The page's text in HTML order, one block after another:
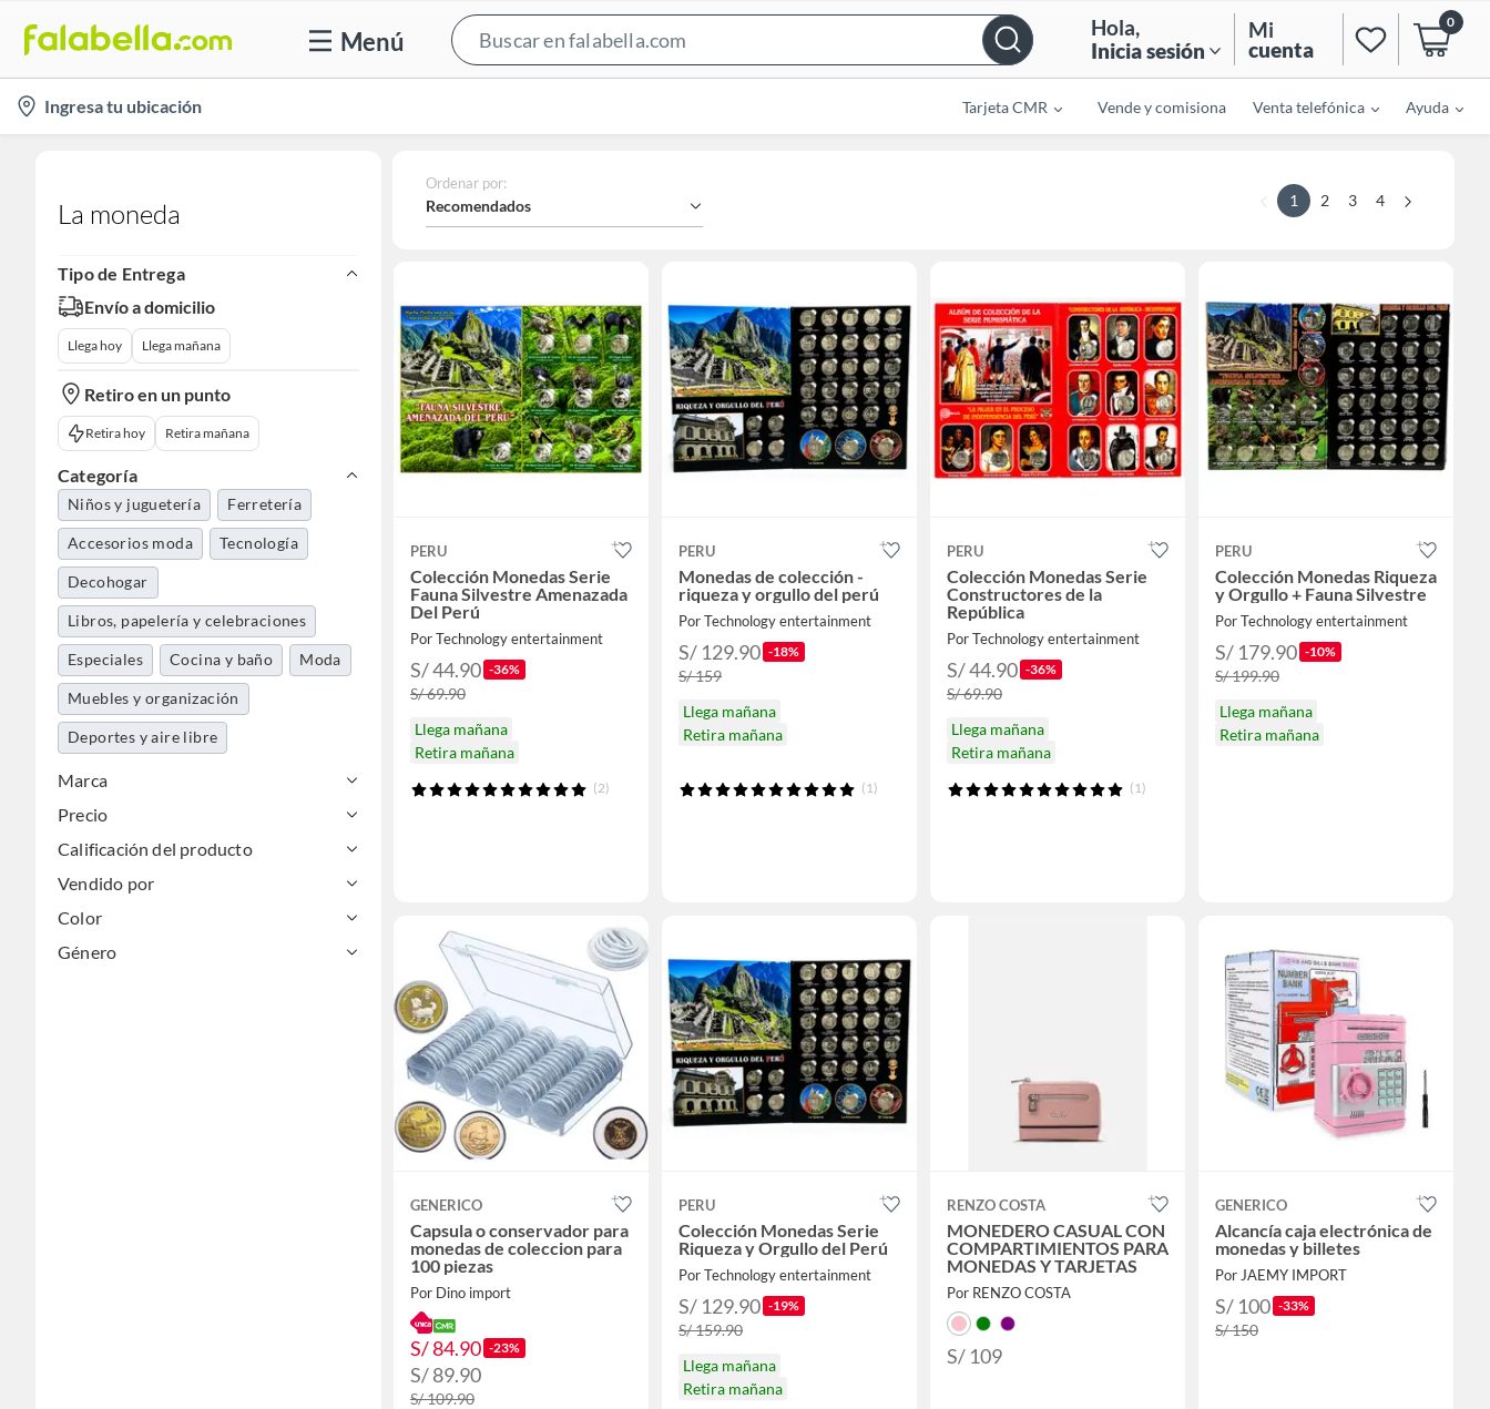
Menú
Bar
Hola,
Inicia sesión
Mi
cuenta
0
location-
icon
Ingresa tu ubicación Tarjeta CMR Vende y comisiona Venta telefónica Ayuda
La moneda
Tipo de Entrega
Envío a domicilio
Llega hoy Llega mañana
Retiro en un punto
Retira hoy Retira mañana
Categoría
Niños y juguetería Ferretería
Accesorios moda Tecnología
Decohogar
Libros, papelería y celebraciones
Especiales Cocina y baño Moda
Muebles y organización
Deportes y aire libre
Servicios y experiencias
Herramientas y máquinas
Automotriz Belleza, higiene y salud
Alimentos y bebidas
Marca
Precio
Calificación del producto
Vendido por
Color
Género
Ordenar por:
Recomendados 1 2 3 4
PERU
Colección Monedas Serie
Fauna Silvestre Amenazada
Del Perú
Por Technology entertainment
S/ 44.90 -36%
S/ 69.90
Llega mañana
Retira mañana
(2)
PERU
Monedas de colección -
riqueza y orgullo del perú
Por Technology entertainment
S/ 129.90 -18%
S/ 159
Llega mañana
Retira mañana
(1)
PERU
Colección Monedas Serie
Constructores de la
República
Por Technology entertainment
S/ 44.90 -36%
S/ 69.90
Llega mañana
Retira mañana
(1)
PERU
Colección Monedas Riqueza
y Orgullo + Fauna Silvestre
Por Technology entertainment
S/ 179.90 -10%
S/ 199.90
Llega mañana
Retira mañana
GENERICO
Capsula o conservador para
monedas de coleccion para
100 piezas
Por Dino import
S/ 84.90 -23%
S/ 89.90
S/ 109.90
PERU
Colección Monedas Serie
Riqueza y Orgullo del Perú
Por Technology entertainment
S/ 129.90 -19%
S/ 159.90
Llega mañana
Retira mañana
RENZO COSTA
MONEDERO CASUAL CON
COMPARTIMIENTOS PARA
MONEDAS Y TARJETAS
Por RENZO COSTA
S/ 109
GENERICO
Alcancía caja electrónica de
monedas y billetes
Por JAEMY IMPORT
S/ 100 -33%
S/ 150